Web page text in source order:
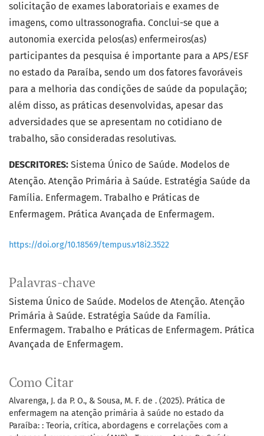
Palavras-chave
Sistema Único de Saúde. Modelos de Atenção. Atenção
Primária à Saúde. Estratégia Saúde da Família.
Enfermagem. Trabalho e Práticas de Enfermagem. Prática
Avançada de Enfermagem.
Como Citar
Alvarenga, J. da P. O., & Sousa, M. F. de . (2025). Prática de
enfermagem na atenção primária à saúde no estado da
Paraíba: : Teoria, crítica, abordagens e correlações com a
solicitação de exames laboratoriais e exames de
imagens, como ultrassonografia. Conclui-se que a
autonomia exercida pelos(as) enfermeiros(as)
participantes da pesquisa é importante para a APS/ESF
no estado da Paraíba, sendo um dos fatores favoráveis
para a melhoria das condições de saúde da população;
além disso, as práticas desenvolvidas, apesar das
adversidades que se apresentam no cotidiano de
trabalho, são consideradas resolutivas.
DESCRITORES: Sistema Único de Saúde. Modelos de
Atenção. Atenção Primária à Saúde. Estratégia Saúde da
Família. Enfermagem. Trabalho e Práticas de
Enfermagem. Prática Avançada de Enfermagem.
https://doi.org/10.18569/tempus.v18i2.3522